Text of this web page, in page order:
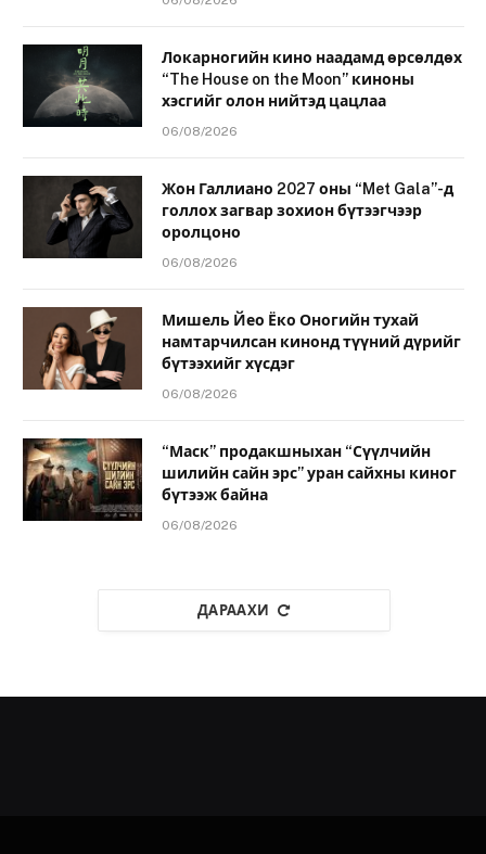
Локарногийн кино наадамд өрсөлдөх
“The House on the Moon” киноны
хэсгийг олон нийтэд цацлаа
06/08/2026
Жон Галлиано 2027 оны “Met Gala”-д
голлох загвар зохион бүтээгчээр
оролцоно
06/08/2026
Мишель Йео Ёко Оногийн тухай
намтарчилсан кинонд түүний дүрийг
бүтээхийг хүсдэг
06/08/2026
“Маск” продакшныхан “Сүүлчийн
шилийн сайн эрс” уран сайхны киног
бүтээж байна
06/08/2026
ДАРААХИ